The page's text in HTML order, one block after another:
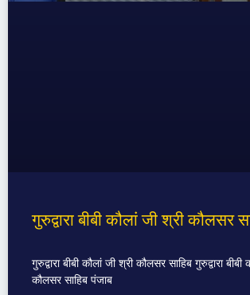
गुरुद्वारा बीबी कौलां जी श्री कौलसर
गुरुद्वारा बीबी कौलां जी श्री कौलसर साहिब गुरुद्वारा बीबी
कौलसर साहिब पंजाब